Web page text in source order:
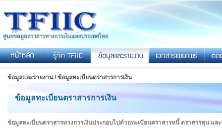
ข้อมูลและรายงาน / ข้อมูลทะเบียนตราสารการเงิน
ข้อมูลทะเบียนตราสารการเงิน
ข้อมูลทะเบียนตราสารทางการเงินประกอบไปด้วยทะเบียนตราสารหนี้ ตราสารทุน แล